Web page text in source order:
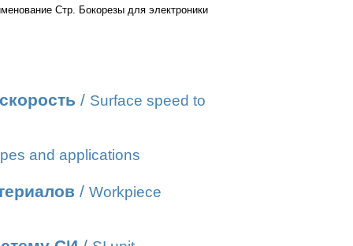
Стр. Бокорезы для электроники
/ Surface speed to
and applications
/ Workpiece